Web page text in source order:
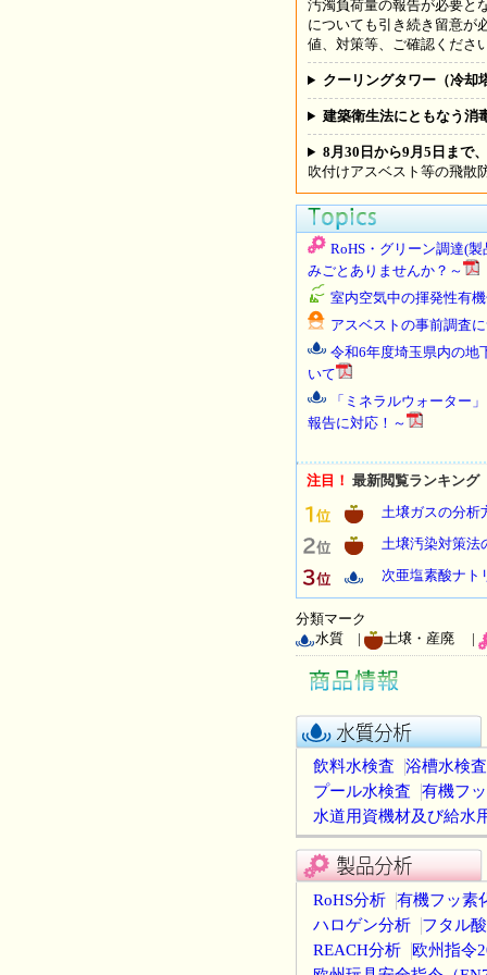
汚濁負荷量の報告が必要と
についても引き続き留意が
値、対策等、ご確認くださ
クーリングタワー（冷却
建築衛生法にともなう消
8月30日から9月5日まで
吹付けアスベスト等の飛散
RoHS・グリーン調達(
みごとありませんか？～
室内空気中の揮発性有
アスベストの事前調査
令和6年度埼玉県内の地
いて
「ミネラルウォーター
報告に対応！～
注目！ 最新閲覧ランキング
土壌ガスの分析
土壌汚染対策法
次亜塩素酸ナト
分類マーク
水質 |
土壌・産廃 |
飲料水検査
浴槽水検査
プール水検査
有機フ
水道用資機材及び給水
RoHS分析
有機フッ素
ハロゲン分析
フタル
REACH分析
欧州指令